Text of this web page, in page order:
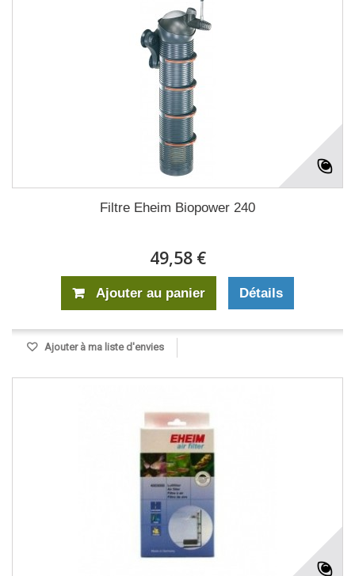
Filtre Eheim Biopower 240
49,58 €
Ajouter au panier Détails
Ajouter à ma liste d'envies